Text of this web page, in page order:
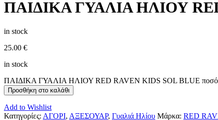
ΠΑΙΔΙΚΑ ΓΥΑΛΙΑ ΗΛΙΟΥ
in stock
25.00 €
in stock
ΠΑΙΔΙΚΑ ΓΥΑΛΙΑ ΗΛΙΟΥ RED RAVEN KIDS SOL BLUE
Προσθήκη στο καλάθι
Add to Wishlist
Κατηγορίες: ΑΓΟΡΙ, ΑΞΕΣΟΥΑΡ, Γυαλιά Ηλίου Μάρκα: RED